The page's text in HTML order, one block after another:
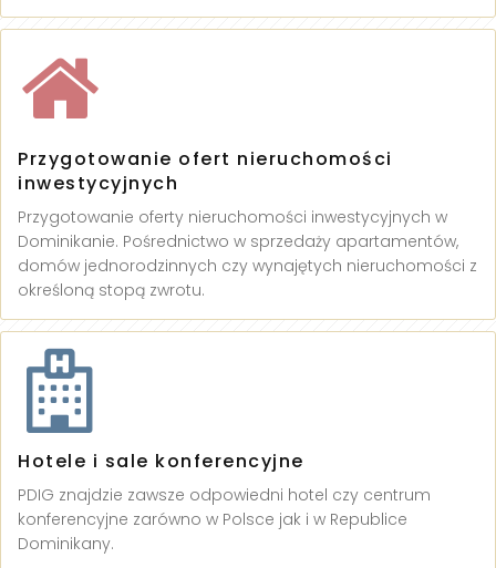
Przygotowanie ofert nieruchomości
inwestycyjnych
Przygotowanie oferty nieruchomości inwestycyjnych w
Dominikanie. Pośrednictwo w sprzedaży apartamentów,
domów jednorodzinnych czy wynajętych nieruchomości z
określoną stopą zwrotu.
Hotele i sale konferencyjne
PDIG znajdzie zawsze odpowiedni hotel czy centrum
konferencyjne zarówno w Polsce jak i w Republice
Dominikany.